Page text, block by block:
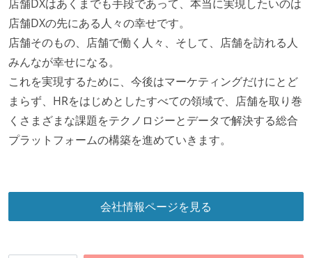
店舗DXはあくまでも手段であって、本当に実現したいのは
店舗DXの先にある人々の幸せです。
店舗そのもの、店舗で働く人々、そして、店舗を訪れる人
みんなが幸せになる。
これを実現するために、今後はマーケティングだけにとど
まらず、HRをはじめとしたすべての領域で、店舗を取り巻
くさまざまな課題をテクノロジーとデータで解決する総合
プラットフォームの構築を進めていきます。
会社情報ページを見る